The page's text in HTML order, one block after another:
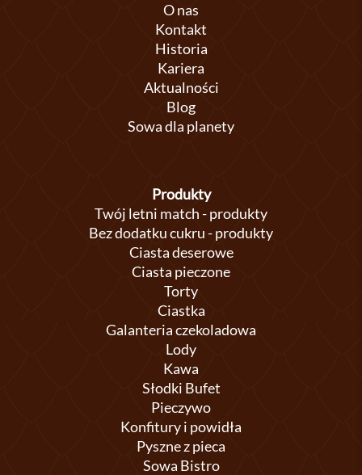
O nas
Kontakt
Historia
Kariera
Aktualności
Blog
Sowa dla planety
Produkty
Twój letni match - produkty
Bez dodatku cukru - produkty
Ciasta deserowe
Ciasta pieczone
Torty
Ciastka
Galanteria czekoladowa
Lody
Kawa
Słodki Bufet
Pieczywo
Konfitury i powidła
Pyszne z pieca
Sowa Bistro